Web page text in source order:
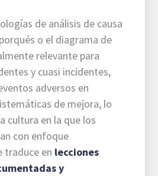
de análisis de causa
o el diagrama de
relevante para
y cuasi incidentes,
adversos en
de mejora, lo
cultura en la que los
con enfoque
traduce en lecciones
y